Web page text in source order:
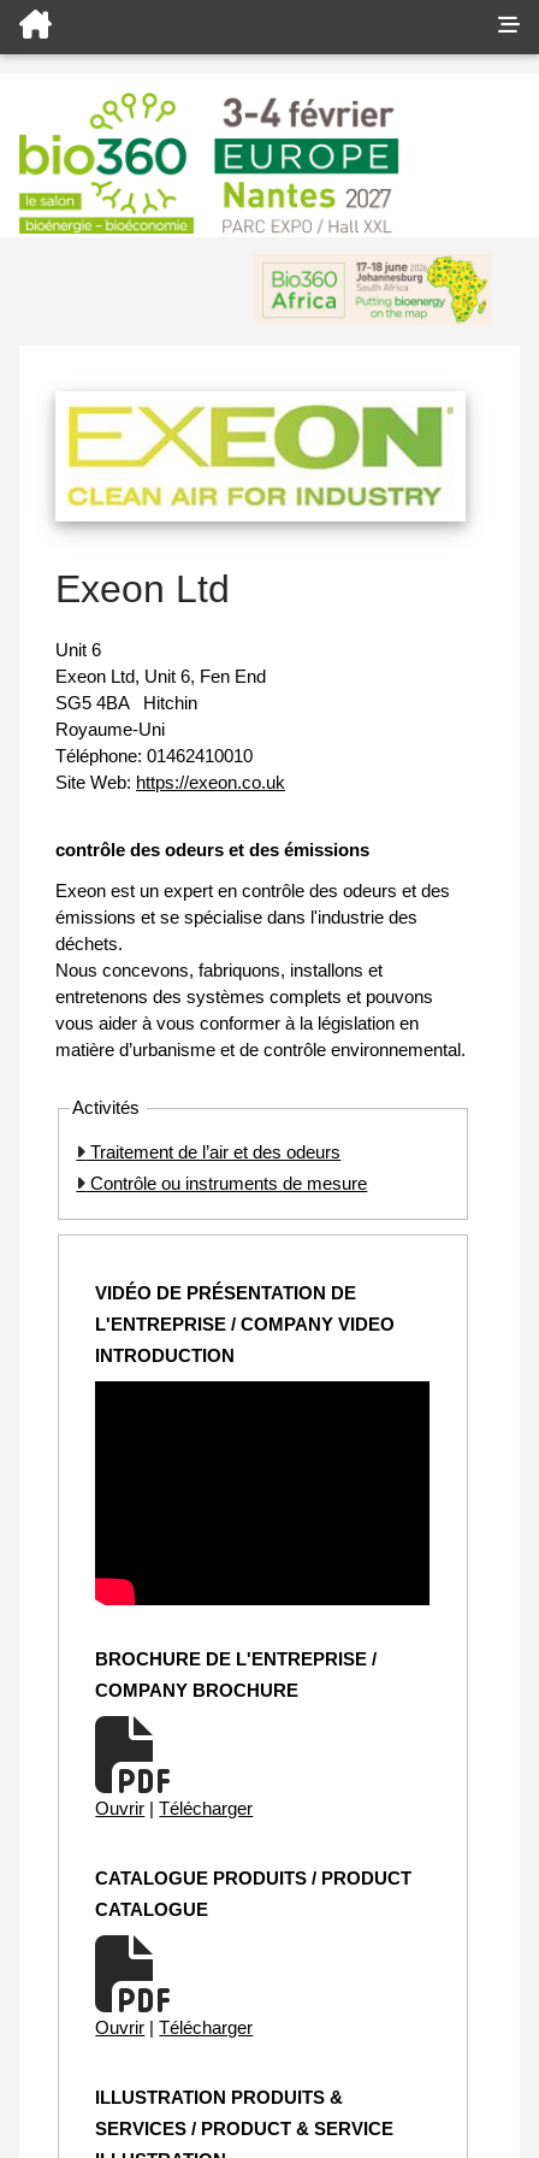
Exeon Ltd
Unit 6
Exeon Ltd, Unit 6, Fen End
SG5 4BA
Hitchin
Royaume-Uni
Téléphone: 01462410010
Site Web: https://exeon.co.uk
contrôle des odeurs et des émissions
Exeon est un expert en contrôle des odeurs et des
émissions et se spécialise dans l'industrie des
déchets.
Nous concevons, fabriquons, installons et
entretenons des systèmes complets et pouvons
vous aider à vous conformer à la législation en
matière d’urbanisme et de contrôle environnemental.
Activités
Traitement de l’air et des odeurs
Contrôle ou instruments de mesure
VIDÉO DE PRÉSENTATION DE
L'ENTREPRISE / COMPANY VIDEO
INTRODUCTION
BROCHURE DE L'ENTREPRISE /
COMPANY BROCHURE
Ouvrir | Télécharger
CATALOGUE PRODUITS / PRODUCT
CATALOGUE
Ouvrir | Télécharger
ILLUSTRATION PRODUITS &
SERVICES / PRODUCT & SERVICE